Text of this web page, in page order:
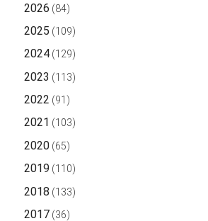
2026 (84)
2025 (109)
2024(129)
2023 (113)
2022 (91)
2021 (103)
2020(65)
2019 (110)
2018 (133)
2017(36)